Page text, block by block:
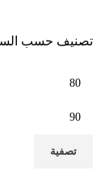
تصنيف حسب
تصفية